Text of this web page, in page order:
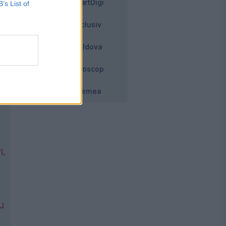
List of
SmartDigi
Exclusiv
Moldova
Horoscop
Vremea